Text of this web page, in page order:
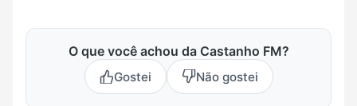
O que você achou da Castanho FM?
Gostei Não gostei